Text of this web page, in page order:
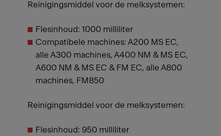
Reinigingsmiddel voor de melksystemen:
Flesinhoud: 1000 milliliter
Compatibele machines: A200 MS EC,
alle A300 machines, A400 NM & MS EC,
A600 NM & MS EC & FM EC, alle A800
machines, FM850
Reinigingsmiddel voor de melksystemen:
Flesinhoud: 950 milliliter